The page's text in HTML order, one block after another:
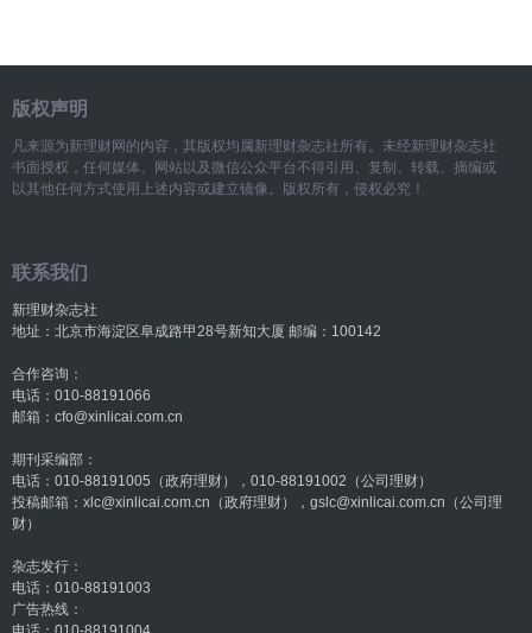
版权声明
凡来源为新理财网的内容，其版权均属新理财杂志社所有。未经新理财杂志社
书面授权，任何媒体、网站以及微信公众平台不得引用、复制、转载、摘编或
以其他任何方式使用上述内容或建立镜像。版权所有，侵权必究！
联系我们
新理财杂志社
地址：北京市海淀区阜成路甲28号新知大厦 邮编：100142
合作咨询：
电话：010-88191066
邮箱：cfo@xinlicai.com.cn
期刊采编部：
电话：010-88191005（政府理财），010-88191002（公司理财）
投稿邮箱：xlc@xinlicai.com.cn（政府理财），gslc@xinlicai.com.cn（公司理
财）
杂志发行：
电话：010-88191003
广告热线：